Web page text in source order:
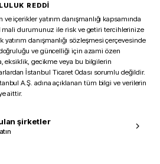
REDDİ
içerikler yatırım danışmanlığı kapsamında
mali durumunuz ile risk ve getiri tercihlerinize
danışmanlığı sözleşmesi çerçevesinde
ve güncelliği için azami özen
eksiklik, gecikme veya bu bilgilerin
İstanbul Ticaret Odası sorumlu değildir.
A.Ş. adına açıklanan tüm bilgi ve verilerin
aittir.
şirketler